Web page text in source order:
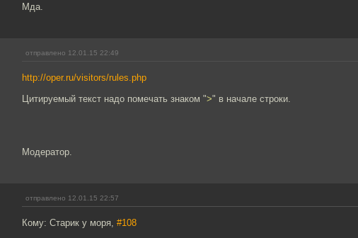
Мда.
отправлено 12.01.15 22:49
http://oper.ru/visitors/rules.php
Цитируемый текст надо помечать знаком ">" в начале строки.
Модератор.
отправлено 12.01.15 22:57
Кому: Старик у моря, #108